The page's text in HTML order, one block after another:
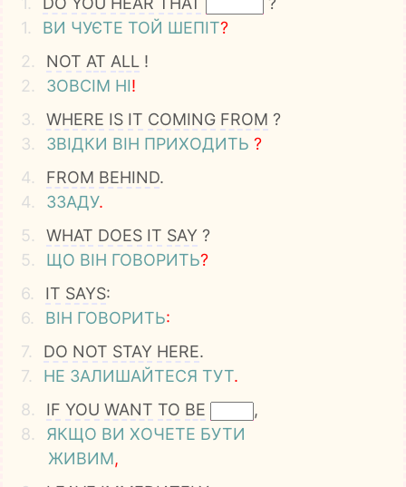
1.
ВИ ЧУЄТЕ ТОЙ ШЕПІТ?
2.
NOT AT ALL !
2.
ЗОВСІМ НІ!
3.
WHERE IS IT COMING FROM ?
3.
ЗВІДКИ ВІН ПРИХОДИТЬ ?
4.
FROM BEHIND.
4.
ЗЗАДУ.
5.
WHAT DOES IT SAY ?
5.
ЩО ВІН ГОВОРИТЬ?
6.
IT SAYS:
6.
ВІН ГОВОРИТЬ:
7.
DO NOT STAY HERE.
7.
НЕ ЗАЛИШАЙТЕСЯ ТУТ.
8.
IF YOU WANT TO BE
,
8.
ЯКЩО ВИ ХОЧЕТЕ БУТИ
ЖИВИМ,